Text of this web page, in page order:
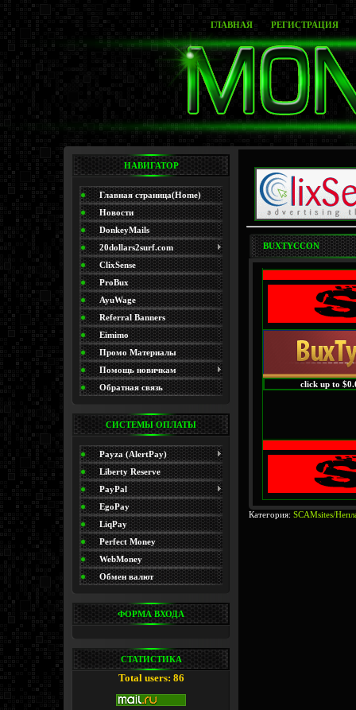
ГЛАВНАЯ РЕГИСТРАЦИЯ
НАВИГАТОР
Главная страница(Home)
Новости
DonkeyMails
20dollars2surf.com
ClixSense
ProBux
AyuWage
Referral Banners
Eimimo
Промо Материалы
(Promo)Помощь новичкам
Обратная связь
СИСТЕМЫ ОПЛАТЫ
Payza (AlertPay)
Liberty Reserve
PayPal
EgoPay
LiqPay
Perfect Money
WebMoney
Обмен валют
ФОРМА ВХОДА
СТАТИСТИКА
Total users: 86
BUXTYCCON
click up to
Категория: SCAMsites/